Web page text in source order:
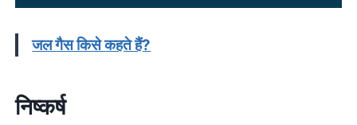
जल गैस किसे कहते हैं?
निष्कर्ष